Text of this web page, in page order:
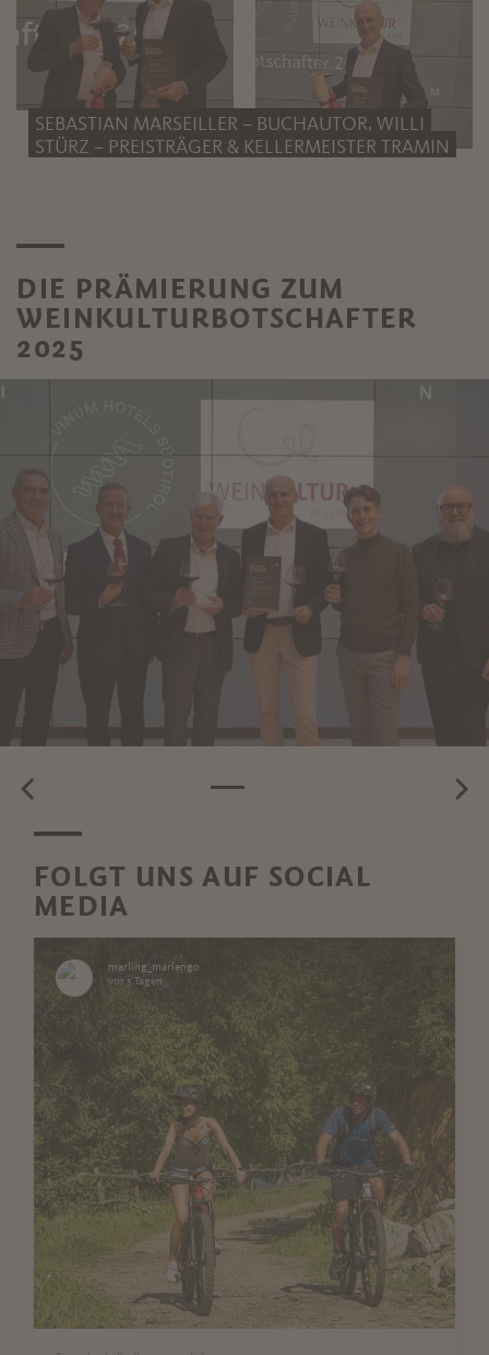
SEBASTIAN MARSEILLER – BUCHAUTOR, WILLI
STÜRZ – PREISTRÄGER & KELLERMEISTER TRAMIN
DIE PRÄMIERUNG ZUM
WEINKULTURBOTSCHAFTER
2025
FOLGT UNS AUF SOCIAL
MEDIA
marling_marlengo
vor 5 Tagen